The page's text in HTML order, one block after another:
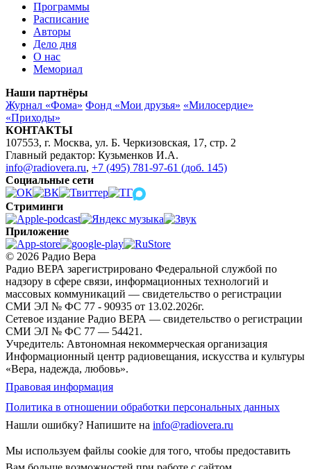
Программы
Расписание
Авторы
Дело дня
О нас
Мемориал
Наши партнёры
Журнал «Фома» Фонд «Мои друзья» «Милосердие»
«Приходы»
КОНТАКТЫ
107553, г. Москва, ул. Б. Черкизовская, 17, стр. 2
Главный редактор: Кузьменков И.А.
info@radiovera.ru, +7 (495) 781-97-61 (доб. 145)
Социальные сети
Стриминги
Приложение
© 2026 Радио Вера
Радио ВЕРА зарегистрировано Федеральной службой по
надзору в сфере связи, информационных технологий и
массовых коммуникаций — свидетельство о регистрации
СМИ ЭЛ № ФС 77 - 90935 от 13.02.2026г.
Сетевое издание Радио ВЕРА — свидетельство о регистрации
СМИ ЭЛ № ФС 77 — 54421.
Учредитель: Автономная некоммерческая организация
Информационный центр радиовещания, искусства и культуры
«Вера, надежда, любовь».
Правовая информация
Политика в отношении обработки персональных данных
Нашли ошибку? Напишите на info@radiovera.ru
Мы используем файлы cookie для того, чтобы предоставить